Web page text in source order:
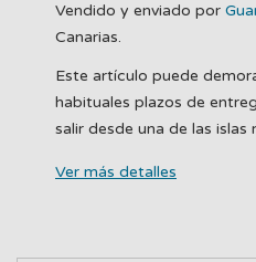
Vendido y enviado por
Canarias.
Este artículo puede
habituales plazos de
salir desde una de las islas
Ver más detalles